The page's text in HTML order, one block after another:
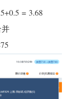
= 3.68